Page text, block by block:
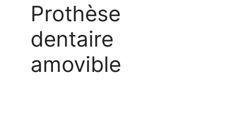
Prothèse
dentaire
amovible